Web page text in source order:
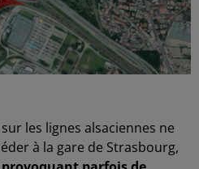
les lignes alsaciennes ne
à la gare de Strasbourg,